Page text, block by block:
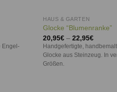
Engel-
HAUS & GARTEN
Glocke “Blumenranke”
20,95€ –22,95€
Handgefertigte,
Glocke aus Steinzeug. In
Größen.